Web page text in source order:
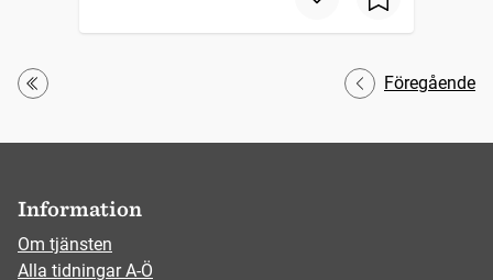
Första
Föregående
Information
Om tjänsten
Alla tidningar A-Ö